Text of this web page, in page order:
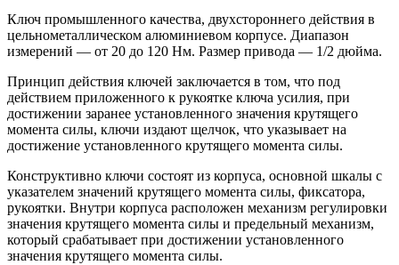
Ключ промышленного качества, двухстороннего действия в
цельнометаллическом алюминиевом корпусе. Диапазон
измерений — от 20 до 120 Нм. Размер привода — 1/2 дюйма.
Принцип действия ключей заключается в том, что под
действием приложенного к рукоятке ключа усилия, при
достижении заранее установленного значения крутящего
момента силы, ключи издают щелчок, что указывает на
достижение установленного крутящего момента силы.
Конструктивно ключи состоят из корпуса, основной шкалы с
указателем значений крутящего момента силы, фиксатора,
рукоятки. Внутри корпуса расположен механизм регулировки
значения крутящего момента силы и предельный механизм,
который срабатывает при достижении установленного
значения крутящего момента силы.